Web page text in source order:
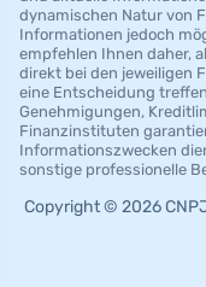
dynamischen Natur von
Informationen jedoch
empfehlen Ihnen daher,
direkt bei den jeweiligen
eine Entscheidung
Genehmigungen,
Finanzinstituten
Informationszwecken
sonstige professionelle
Copyright © 2026